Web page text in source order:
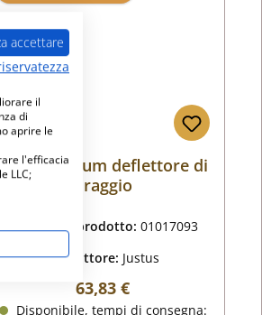
Amrum deflettore di
tiraggio
Numero di prodotto:01017093
Produttore: Justus
Prezzo normale:
63,83 €
Disponibile, tempi di consegna:
accettare
il
di
aprire le
l'efficacia
LLC;